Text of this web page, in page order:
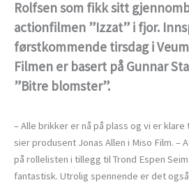
Rolfsen som fikk sitt
actionfilmen ”Izzat” i fjor.
førstkommende tirsdag i
Filmen er basert på Gunnar
”Bitre blomster”.
– Alle brikker er nå på plass og vi er klare
sier produsent Jonas Allen i Miso Film. –
på rollelisten i tillegg til Trond Espen
fantastisk. Utrolig spennende er det